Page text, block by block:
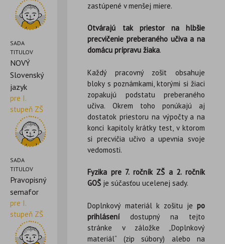
SADA
TITULOV
NOVÝ
Slovenský
jazyk
pre I.
stupeň ZŠ
SADA
TITULOV
Pravopisný
semafor
pre I.
stupeň ZŠ
zastúpené v menšej miere.
Otvárajú tak priestor na hlbšie
precvičenie preberaného učiva a na
domácu prípravu žiaka.
Každý pracovný zošit obsahuje
bloky s poznámkami, ktorými si žiaci
zopakujú podstatu preberaného
učiva. Okrem toho ponúkajú aj
dostatok priestoru na výpočty a na
konci kapitoly krátky test, v ktorom
si precvičia učivo a upevnia svoje
vedomosti.
Fyzika pre 7. ročník ZŠ a 2. ročník
GOŠ je súčasťou ucelenej sady.
Doplnkový materiál k zošitu je po
prihlásenídostupný na tejto
stránke v záložke „Doplnkový
materiál“ (zip súbory) alebo na